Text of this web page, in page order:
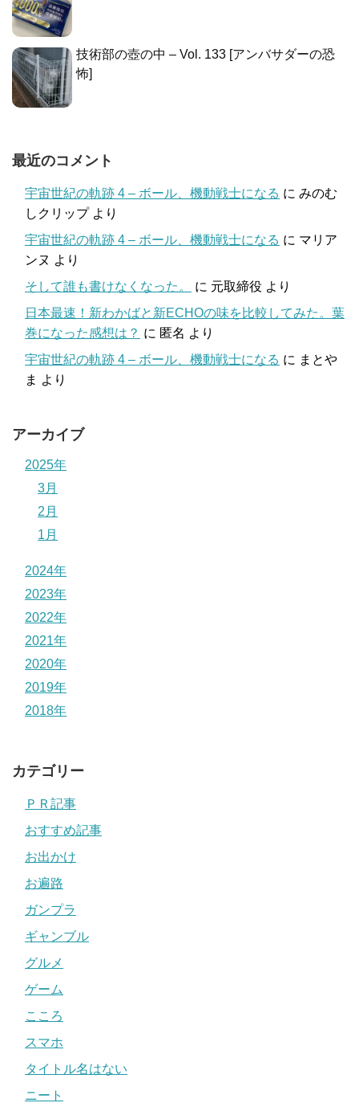
技術部の壺の中 – Vol. 133 [アンバサダーの恐
怖]
最近のコメント
宇宙世紀の軌跡 4 – ボール、機動戦士になる に みのむ
しクリップより
宇宙世紀の軌跡 4 – ボール、機動戦士になる に マリア
ンヌ より
そして誰も書けなくなった。
に 元取締役 より
日本最速！新わかばと新ECHOの味を比較してみた。葉
巻になった感想は？ に 匿名 より
宇宙世紀の軌跡 4 – ボール、機動戦士になる に まとや
ま より
アーカイブ
2025年
3月
2月
1月
2024年
2023年
2022年
2021年
2020年
2019年
2018年
カテゴリー
ＰＲ記事
おすすめ記事
お出かけ
お遍路
ガンプラ
ギャンブル
グルメ
ゲーム
こころ
スマホ
タイトル名はない
ニート